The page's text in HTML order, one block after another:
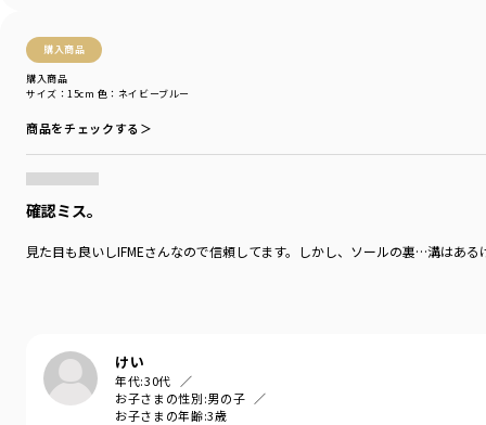
購入商品
購入商品
サイズ：15cm 色：ネイビーブルー
商品をチェックする＞
確認ミス。
見た目も良いしIFMEさんなので信頼してます。しかし、ソールの裏…溝はあ
けい
年代:30代
お子さまの性別:男の子
お子さまの年齢:3歳